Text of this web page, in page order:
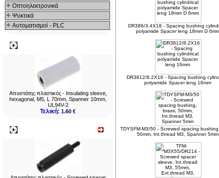
Οπτοηλεκτρονικά
Ψυκτικά
Αυτοματισμοί - PLC
Αποστάτης πλαστικός - Insulating sleeve,
hexagonal, M5, L 70mm, Spanner 10mm,
UL94V-2
Τελική:1.60 €
DR386/3.4X18 - Spacing bushing
polyamide Spacer leng 18mm D
DR3812/8.2X16 - Spacing bushing
polyamide Spacer leng 16mm
TDYSFM-M3/50 - Screwed spacing
50mm, Int.thread M3, Spanner 5mm